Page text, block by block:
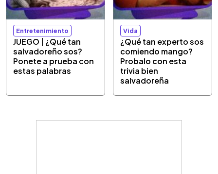
Entretenimiento
JUEGO | ¿Qué tan
salvadoreño sos?
Ponete a prueba con
estas palabras
Vida
¿Qué tan experto sos
comiendo mango?
Probalo con esta
trivia bien
salvadoreña